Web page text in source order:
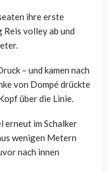
ihre erste
Reis volley ab und
– und kamen nach
von Dompé drückte
über die Linie.
erneut im Schalker
wenigen Metern
nach innen